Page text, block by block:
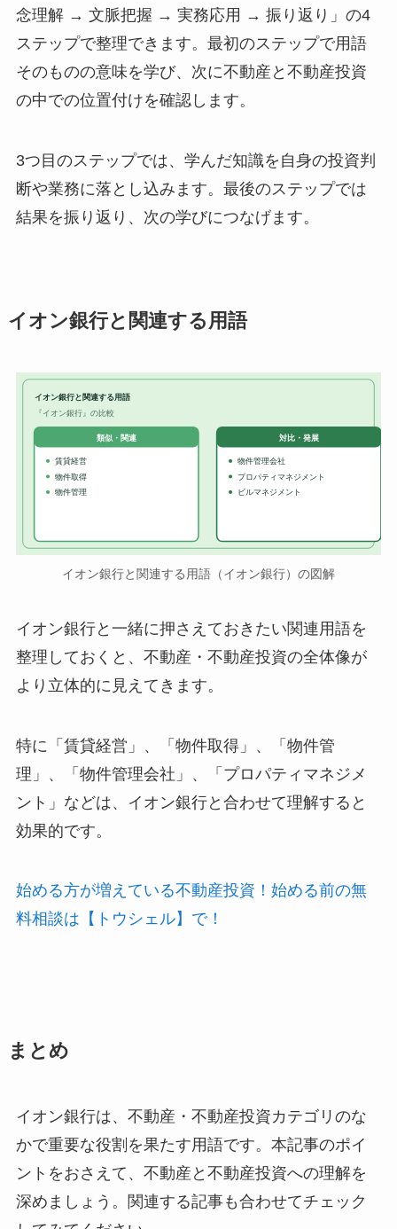
念理解 → 文脈把握 → 実務応用 → 振り返り」の4
ステップで整理できます。最初のステップで用語
そのものの意味を学び、次に不動産と不動産投資
の中での位置付けを確認します。
3つ目のステップでは、学んだ知識を自身の投資判
断や業務に落とし込みます。最後のステップでは
結果を振り返り、次の学びにつなげます。
イオン銀行と関連する用語
イオン銀行と関連する用語
『イオン銀行』の比較
類似・関連
賃貸経営
物件取得
物件管理
対比・発展
物件管理会社
プロパティマネジメント
ビルマネジメント
イオン銀行と関連する用語（イオン銀行）の図解
イオン銀行と一緒に押さえておきたい関連用語を
整理しておくと、不動産・不動産投資の全体像が
より立体的に見えてきます。
特に「賃貸経営」、「物件取得」、「物件管
理」、「物件管理会社」、「プロパティマネジメ
ント」などは、イオン銀行と合わせて理解すると
効果的です。
始める方が増えている不動産投資！始める前の無
料相談は【トウシェル】で！
まとめ
イオン銀行は、不動産・不動産投資カテゴリのな
かで重要な役割を果たす用語です。本記事のポイ
ントをおさえて、不動産と不動産投資への理解を
深めましょう。関連する記事も合わせてチェック